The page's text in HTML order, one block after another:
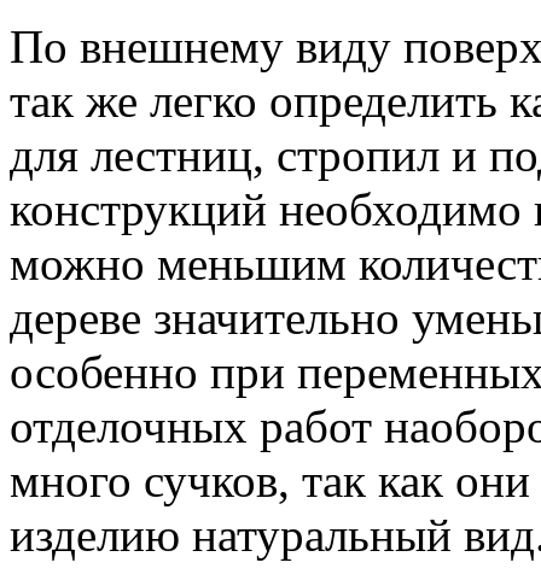
По внешнему виду
так же легко определить
для лестниц, стропил и
конструкций необходимо
можно меньшим
дереве значительно
особенно при
отделочных работ
много сучков, так как
изделию натуральный